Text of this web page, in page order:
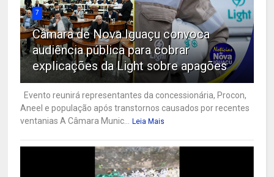
7
Câmara de Nova Iguaçu convoca
audiência pública para cobrar
explicações da Light sobre apagões
Evento reunirá representantes da concessionária, Procon,
Aneel e população após transtornos causados por recentes
ventanias A Câmara Munic... Leia Mais